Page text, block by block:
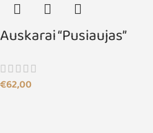
Auskarai “Pusiaujas”
€62,00